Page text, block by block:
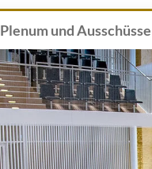
Plenum und Ausschüsse